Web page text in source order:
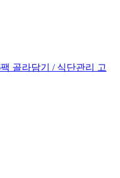
골라담기 / 식단관리 고